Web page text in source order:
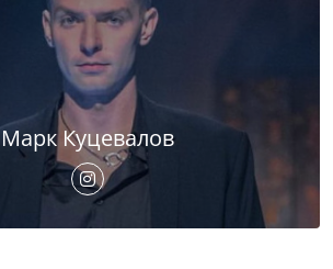
Марк Куцевалов